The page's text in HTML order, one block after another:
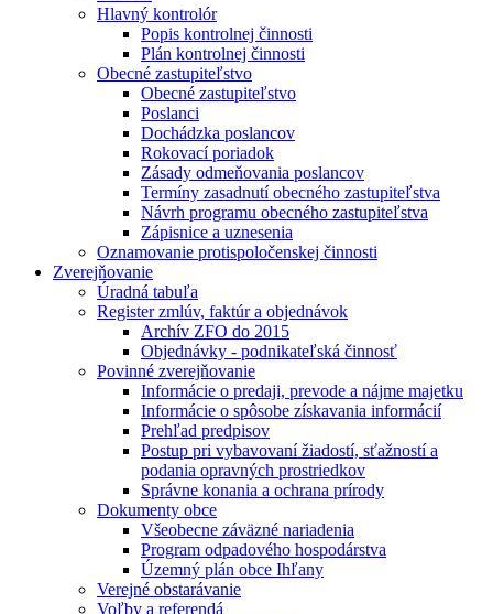
Hlavný kontrolór
Popis kontrolnej činnosti
Plán kontrolnej činnosti
Obecné zastupiteľstvo
Obecné zastupiteľstvo
Poslanci
Dochádzka poslancov
Rokovací poriadok
Zásady odmeňovania poslancov
Termíny zasadnutí obecného zastupiteľstva
Návrh programu obecného zastupiteľstva
Zápisnice a uznesenia
Oznamovanie protispoločenskej činnosti
Zverejňovanie
Úradná tabuľa
Register zmlúv, faktúr a objednávok
Archív ZFO do 2015
Objednávky - podnikateľská činnosť
Povinné zverejňovanie
Informácie o predaji, prevode a nájme majetku
Informácie o spôsobe získavania informácií
Prehľad predpisov
Postup pri vybavovaní žiadostí, sťažností a
podania opravných prostriedkov
Správne konania a ochrana prírody
Dokumenty obce
Všeobecne záväzné nariadenia
Program odpadového hospodárstva
Územný plán obce Ihľany
Verejné obstarávanie
Voľby a referendá